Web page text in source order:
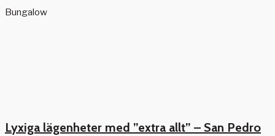
Bungalow
Lyxiga lägenheter med ”extra allt” – San Pedro